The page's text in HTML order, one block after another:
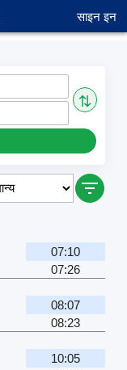
साइन इन
⇅
07:10
07:26
08:07
08:23
10:05